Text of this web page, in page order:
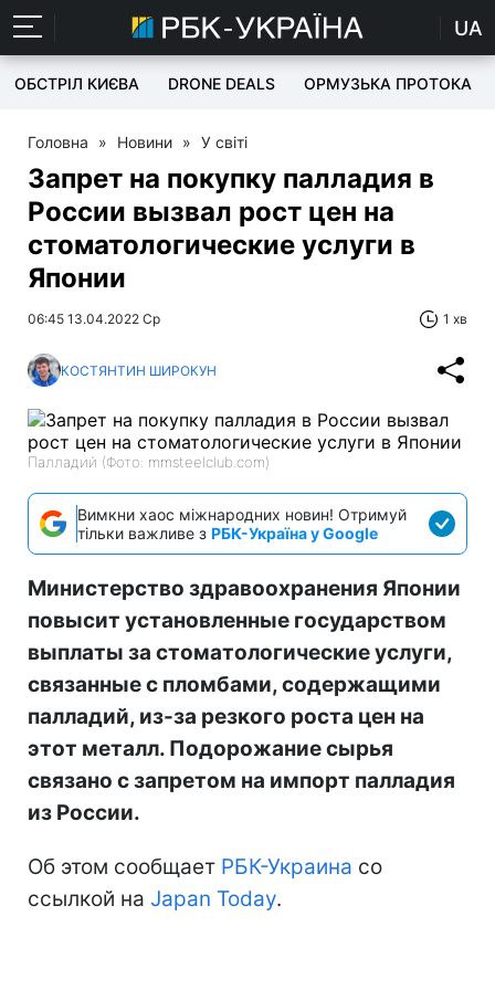
UA
ОБСТРІЛ КИЄВА DRONE DEALS ОРМУЗЬКА ПРОТОКА
Головна » Новини » У світі
Запрет на покупку палладия в
России вызвал рост цен на
стоматологические услуги в
Японии
06:45 13.04.2022 Ср 1 хв
КОСТЯНТИН ШИРОКУН
Палладий (Фото: mmsteelclub.com)
Вимкни хаос міжнародних новин! Отримуй
тільки важливе з РБК-Україна у Google
Министерство здравоохранения Японии
повысит установленные государством
выплаты за стоматологические услуги,
связанные с пломбами, содержащими
палладий, из-за резкого роста цен на
этот металл. Подорожание сырья
связано с запретом на импорт палладия
из России.
Об этом сообщает РБК-Украина со
ссылкой на Japan Today.